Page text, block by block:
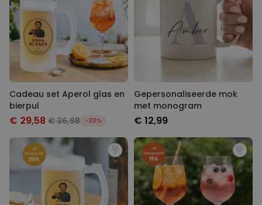
Cadeau set Aperol glas en
bierpul
€ 29,58 € 36,98 -20%
Gepersonaliseerde mok
met monogram
€ 12,99